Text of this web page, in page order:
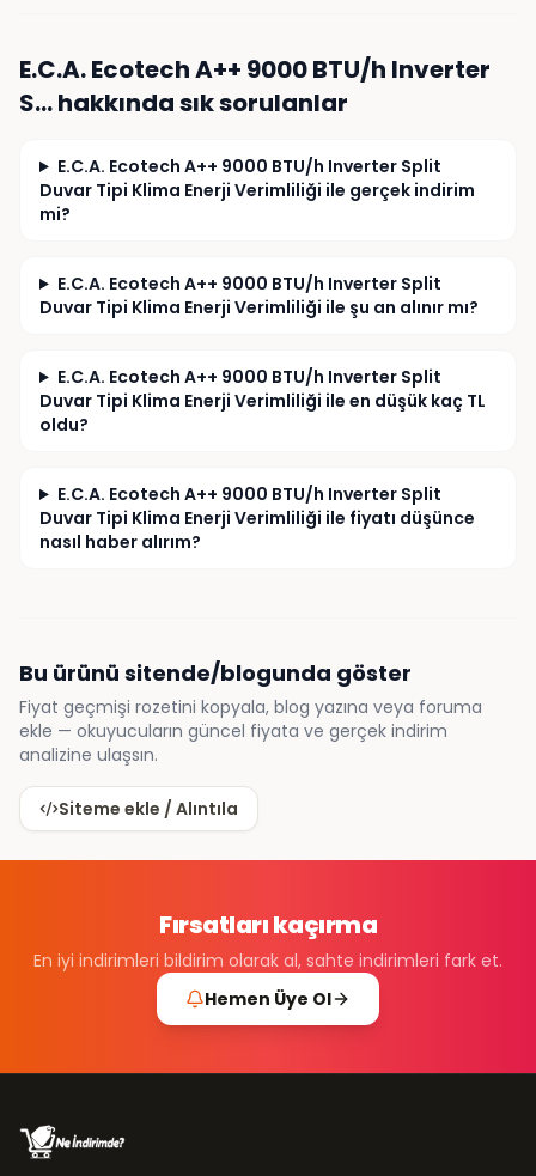
Konunun incelenmesini ve gereğinin yapılmasını
talep ederim.
E.C.A. Ecotech A++ 9000 BTU/h Inverter
S…hakkında sık sorulanlar
E.C.A. Ecotech A++ 9000 BTU/h Inverter Split
Duvar Tipi Klima Enerji Verimliliği ile gerçek indirim
mi?
E.C.A. Ecotech A++ 9000 BTU/h Inverter Split
Duvar Tipi Klima Enerji Verimliliği ile şu an alınır mı?
E.C.A. Ecotech A++ 9000 BTU/h Inverter Split
Duvar Tipi Klima Enerji Verimliliği ile en düşük kaç TL
oldu?
E.C.A. Ecotech A++ 9000 BTU/h Inverter Split
Duvar Tipi Klima Enerji Verimliliği ile fiyatı düşünce
nasıl haber alırım?
Bu ürünü sitende/blogunda göster
Fiyat geçmişi rozetini kopyala, blog yazına veya foruma
ekle — okuyucuların güncel fiyata ve gerçek indirim
analizine ulaşsın.
Siteme ekle / Alıntıla
Fırsatları kaçırma
En iyi indirimleri bildirim olarak al, sahte indirimleri fark et.
Hemen Üye Ol